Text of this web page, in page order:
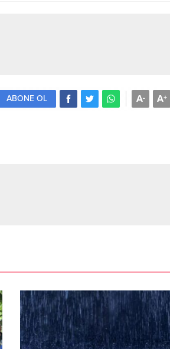
A+
A-
ABONE OL